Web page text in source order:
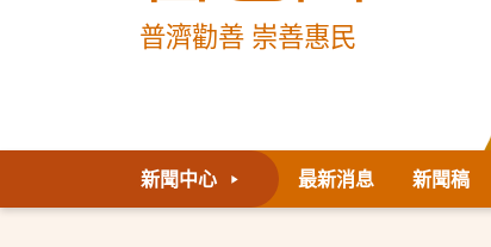
普濟勸善 崇善惠民
新聞中心 最新消息 新聞稿